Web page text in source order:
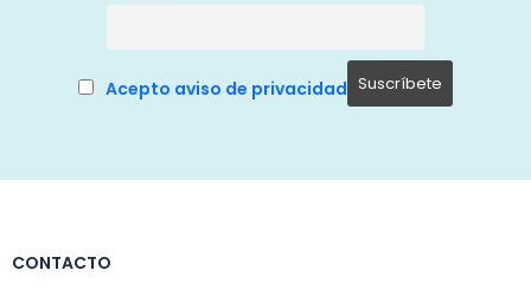
Acepto aviso de privacidad
CONTACTO